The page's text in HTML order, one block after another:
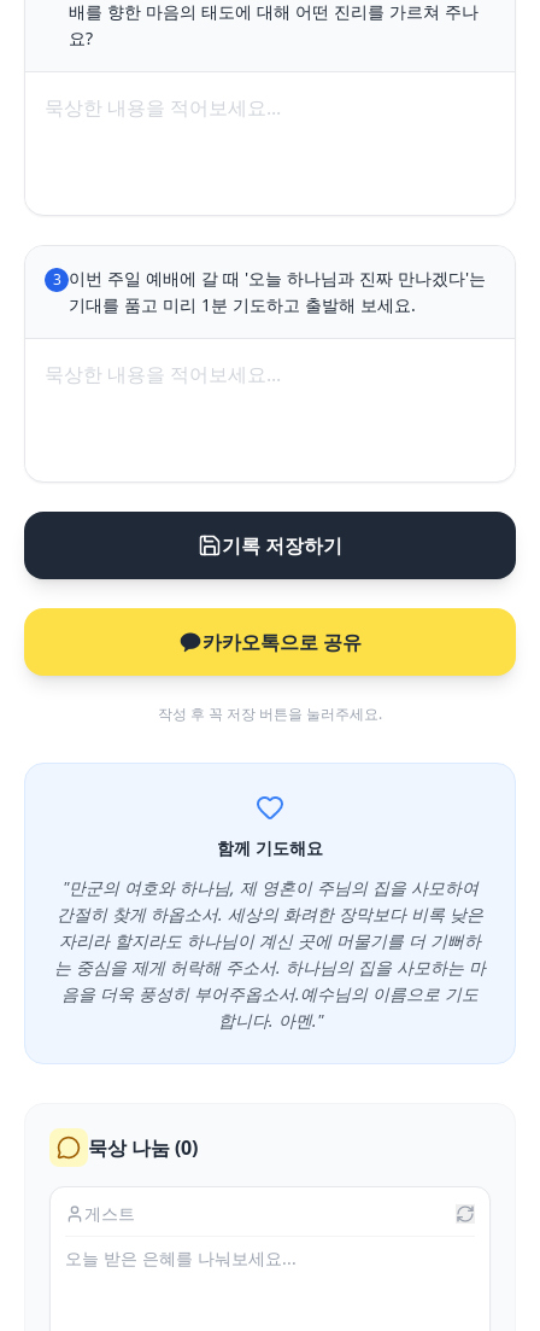
배를 향한 마음의 태도에 대해 어떤 진리를 가르쳐 주나
요?
3 이번 주일 예배에 갈 때 '오늘 하나님과 진짜 만나겠다'는
기대를 품고 미리 1분 기도하고 출발해 보세요.
기록 저장하기
카카오톡으로 공유
작성 후 꼭 저장 버튼을 눌러주세요.
함께 기도해요
"만군의 여호와 하나님, 제 영혼이 주님의 집을 사모하여
간절히 찾게 하옵소서. 세상의 화려한 장막보다 비록 낮은
자리라 할지라도 하나님이 계신 곳에 머물기를 더 기뻐하
는 중심을 제게 허락해 주소서. 하나님의 집을 사모하는 마
음을 더욱 풍성히 부어주옵소서.예수님의 이름으로 기도
합니다. 아멘."
묵상 나눔 (0)